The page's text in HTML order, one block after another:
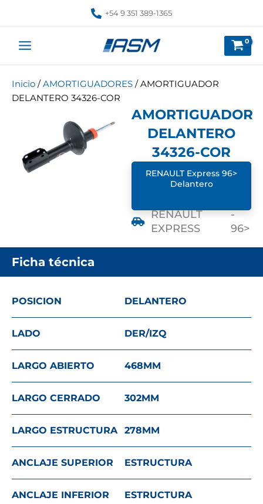
+54 9 351 389-1365
Inicio /AMORTIGUADORES / AMORTIGUADOR
DELANTERO 34326-COR
AMORTIGUADOR
DELANTERO
34326-COR
RENAULT Express 96>
Delantero
RENAULT
EXPRESS
-
96>
Ficha técnica
POSICION DELANTERO
LADO DER/IZQ
LARGO ABIERTO 468MM
LARGO CERRADO 302MM
LARGO ESTRUCTURA 278MM
ANCLAJE SUPERIOR ESTRUCTURA
ANCLAJE INFERIOR ESTRUCTURA